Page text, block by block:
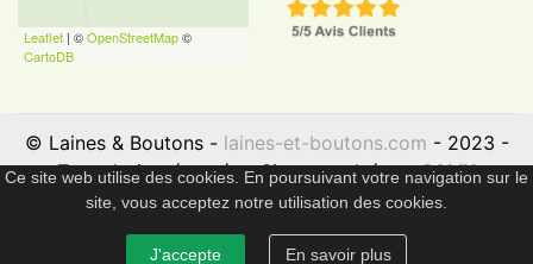
Leaflet | ©OpenStreetMap©
CartoDB
© Laines & Boutons - laines-et-boutons.com - 2023 -
Tous droits réservés - Site propulsé parSALIX
Informatique
Ce site web utilise des cookies. En poursuivant votre navigation sur le
site, vous acceptez notre utilisation des cookies.
J'accepte En savoir plus